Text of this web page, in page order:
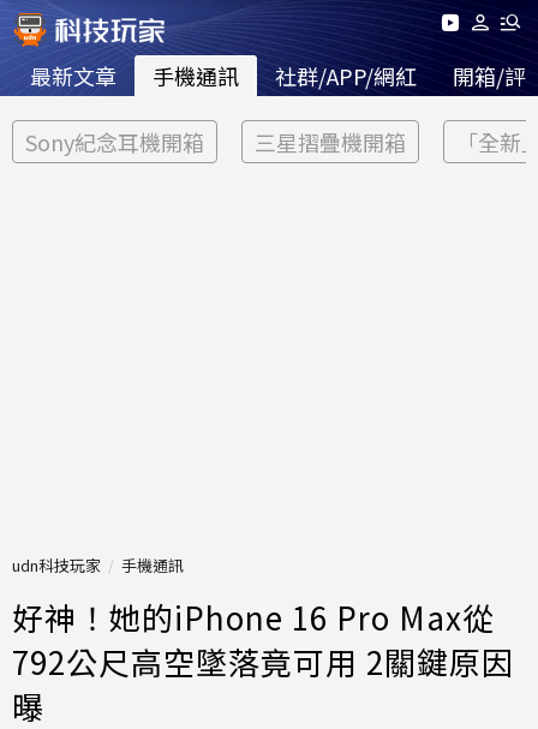
最新文章 手機通訊 社群/APP/網紅 開箱/評
Sony紀念耳機開箱 三星摺疊機開箱 「全新
udn科技玩家 手機通訊
好神！她的iPhone 16 Pro Max從
792公尺高空墜落竟可用 2關鍵原因
曝